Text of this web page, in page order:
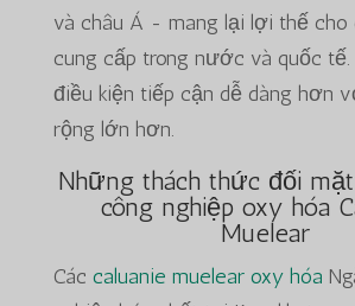
và châu Á - mang lại lợi thế cho
cung cấp trong nước và quốc tế.
điều kiện tiếp cận dễ dàng hơn
rộng lớn hơn.
Những thách thức đối
công nghiệp oxy hóa
Muelear
Các caluanie muelear oxy hóa